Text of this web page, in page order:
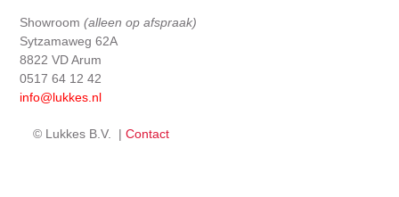
Showroom(alleen op afspraak)
Sytzamaweg 62A
8822 VD Arum
0517 64 12 42
info@lukkes.nl
© Lukkes B.V. |Contact